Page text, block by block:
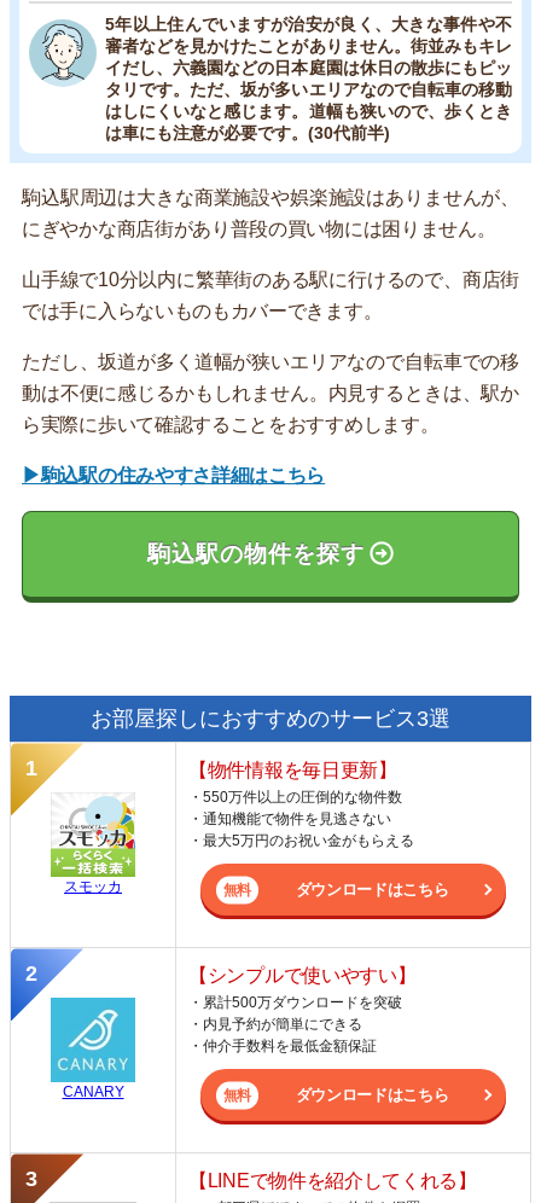
5年以上住んでいますが治安が良く、大きな事件や不
審者などを見かけたことがありません。街並みもキレ
イだし、六義園などの日本庭園は休日の散歩にもピッ
タリです。ただ、坂が多いエリアなので自転車の移動
はしにくいなと感じます。道幅も狭いので、歩くとき
は車にも注意が必要です。(30代前半)
駒込駅周辺は大きな商業施設や娯楽施設はありませんが、
にぎやかな商店街があり普段の買い物には困りません。
山手線で10分以内に繁華街のある駅に行けるので、商店街
では手に入らないものもカバーできます。
ただし、坂道が多く道幅が狭いエリアなので自転車での移
動は不便に感じるかもしれません。内見するときは、駅か
ら実際に歩いて確認することをおすすめします。
▶駒込駅の住みやすさ詳細はこちら
駒込駅の物件を探す
お部屋探しにおすすめのサービス3選
スモッカ
【物件情報を毎日更新】
・550万件以上の圧倒的な物件数
・通知機能で物件を見逃さない
・最大5万円のお祝い金がもらえる
ダウンロードはこちら
CANARY
【シンプルで使いやすい】
・累計500万ダウンロードを突破
・内見予約が簡単にできる
・仲介手数料を最低金額保証
ダウンロードはこちら
【LINEで物件を紹介してくれる】